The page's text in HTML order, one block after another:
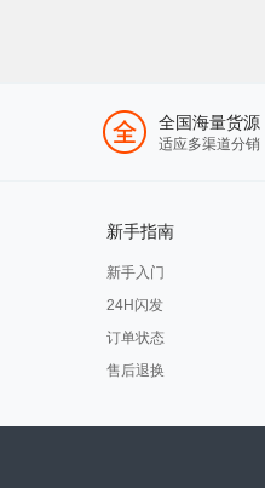
全国海量货源
适应多渠道分销
新手指南
新手入门
24H闪发
订单状态
售后退换